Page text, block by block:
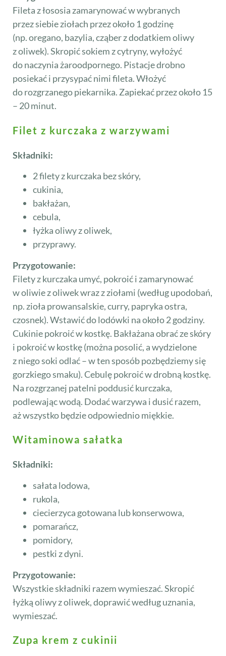
Fileta z łososia zamarynować w wybranych
przez siebie ziołach przez około 1 godzinę
(np. oregano, bazylia, cząber z dodatkiem oliwy
z oliwek). Skropić sokiem z cytryny, wyłożyć
do naczynia żaroodpornego. Pistacje drobno
posiekać i przysypać nimi fileta. Włożyć
do rozgrzanego piekarnika. Zapiekać przez około 15
– 20 minut.
Filet z kurczaka z warzywami
Składniki:
2 filety z kurczaka bez skóry,
cukinia,
bakłażan,
cebula,
łyżka oliwy z oliwek,
przyprawy.
Przygotowanie:
Filety z kurczaka umyć, pokroić i zamarynować
w oliwie z oliwek wraz z ziołami (według upodobań,
np. zioła prowansalskie, curry, papryka ostra,
czosnek). Wstawić do lodówki na około 2 godziny.
Cukinie pokroić w kostkę. Bakłażana obrać ze skóry
i pokroić w kostkę (można posolić, a wydzielone
z niego soki odlać – w ten sposób pozbędziemy się
gorzkiego smaku). Cebulę pokroić w drobną kostkę.
Na rozgrzanej patelni poddusić kurczaka,
podlewając wodą. Dodać warzywa i dusić razem,
aż wszystko będzie odpowiednio miękkie.
Witaminowa sałatka
Składniki:
sałata lodowa,
rukola,
ciecierzyca gotowana lub konserwowa,
pomarańcz,
pomidory,
pestki z dyni.
Przygotowanie:
Wszystkie składniki razem wymieszać. Skropić
łyżką oliwy z oliwek, doprawić według uznania,
wymieszać.
Zupa krem z cukinii